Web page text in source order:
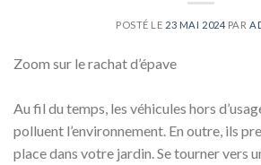
POSTÉ LE 23 MAI 2024 PAR
Zoom sur le rachat d’épave
Au fil du temps, les véhicules hors
polluent l’environnement. En outre, ils
place dans votre jardin. Se tourner vers